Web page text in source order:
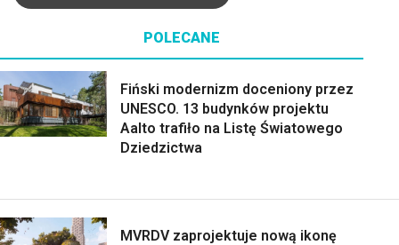
POLECANE
Fiński modernizm doceniony przez
UNESCO. 13 budynków projektu
Aalto trafiło na Listę Światowego
Dziedzictwa
MVRDV zaprojektuje nową ikonę